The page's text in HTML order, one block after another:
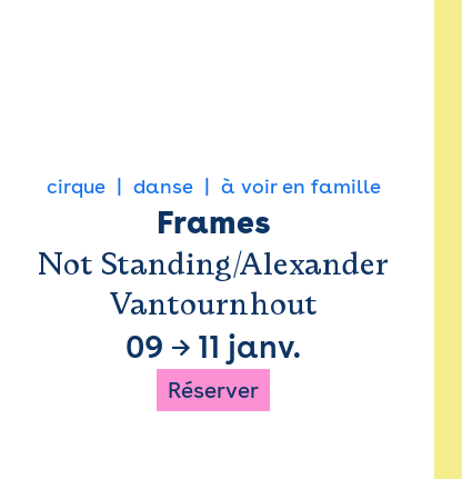
cirque danse à voir en famille
Frames
Not Standing/Alexander
Vantournhout
09 → 11 janv.
Réserver